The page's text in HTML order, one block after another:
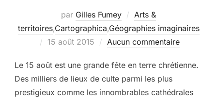
par Gilles Fumey
Arts &
territoires,Cartographica,Géographies imaginaires
Publié
15 août 2015 Aucun commentaire
Le 15 août est une grande fête en terre chrétienne.
Des milliers de lieux de culte parmi les plus
prestigieux comme les innombrables cathédrales